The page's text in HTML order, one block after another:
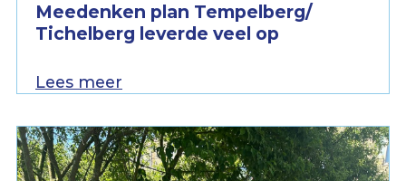
Meedenken plan Tempelberg/
Tichelberg leverde veel op
Lees meer